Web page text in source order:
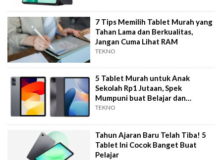
7 Tips Memilih Tablet Murah yang
Tahan Lama dan Berkualitas,
Jangan Cuma Lihat RAM
TEKNO
5 Tablet Murah untuk Anak
Sekolah Rp1 Jutaan, Spek
Mumpuni buat Belajar dan
Hiburan
TEKNO
Tahun Ajaran Baru Telah Tiba! 5
Tablet Ini Cocok Banget Buat
Pelajar